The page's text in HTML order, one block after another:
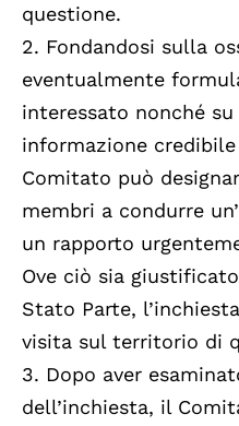
questione.
2. Fondandosi sulla
eventualmente
interessato nonché
informazione
Comitato può
membri a condurre
un rapporto
Ove ciò sia
Stato Parte,
visita sul territorio di
3. Dopo aver
dell’inchiesta, il